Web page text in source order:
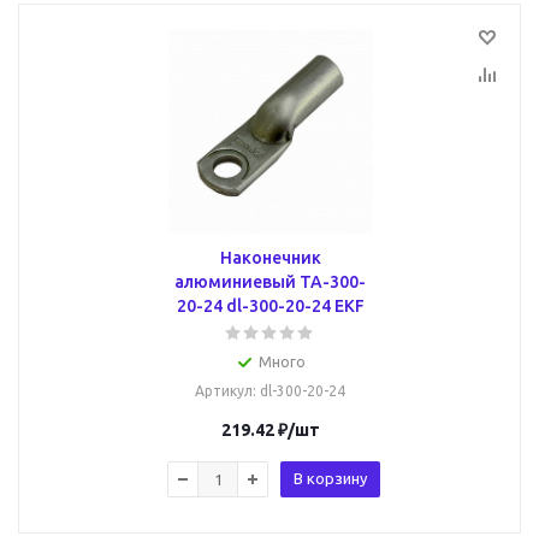
Наконечник
алюминиевый ТА-300-
20-24 dl-300-20-24 EKF
Много
Артикул: dl-300-20-24
219.42₽/шт
В корзину